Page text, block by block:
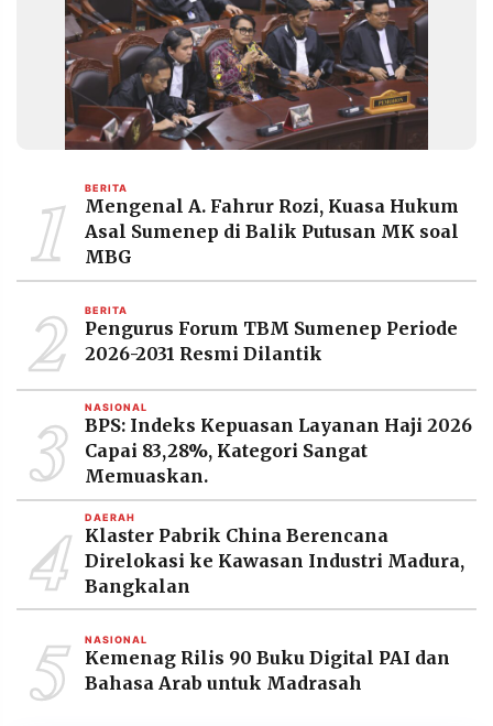
RESOLUSI
MEDIA
PRAMUDITA
Resolusi.co
PT.
RESOLUSI
MEDIA
PRAMUDITA
1 BERITA
Mengenal A. Fahrur Rozi, Kuasa Hukum
Asal Sumenep di Balik Putusan MK soal
MBG
2 BERITA
Pengurus Forum TBM Sumenep Periode
2026-2031 Resmi Dilantik
3 NASIONAL
BPS: Indeks Kepuasan Layanan Haji 2026
Capai 83,28%, Kategori Sangat
Memuaskan.
4 DAERAH
Klaster Pabrik China Berencana
Direlokasi ke Kawasan Industri Madura,
Bangkalan
5 NASIONAL
Kemenag Rilis 90 Buku Digital PAI dan
Bahasa Arab untuk Madrasah